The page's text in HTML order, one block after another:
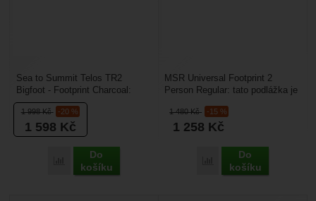
1 998Kč -20 %
1 598 Kč
Porovnat
Do
košíku
Sea to Summit Telos TR2
Bigfoot - Footprint Charcoal:
podložka pod stan Telos TR2,
která ochrání podlahu...
1 480Kč -15 %
1 258 Kč
Porovnat
Do
košíku
MSR Universal Footprint 2
Person Regular: tato podlážka je
váhu svého...